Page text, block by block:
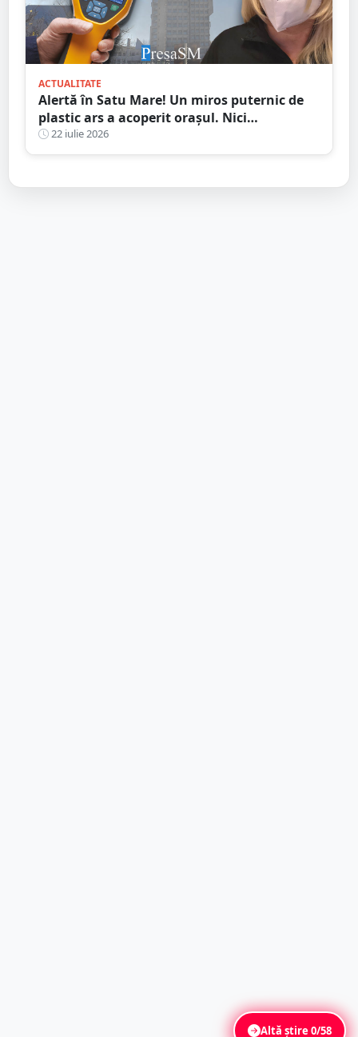
ACTUALITATE
Alertă în Satu Mare! Un miros puternic de
plastic ars a acoperit orașul. Nici
autoritățile nu știu de unde provine
22 iulie 2026
Altă știre0/58